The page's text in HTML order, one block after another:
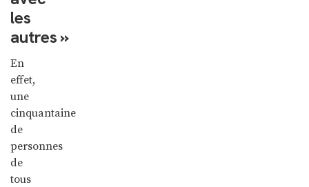
les
autres »
En
effet,
une
cinquantaine
de
personnes
de
tous